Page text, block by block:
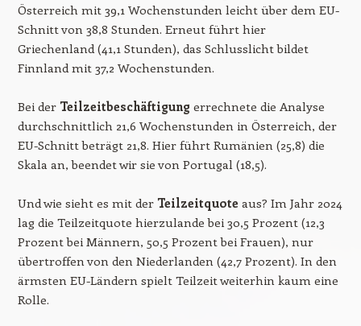
Österreich mit 39,1 Wochenstunden leicht über dem EU-
Schnitt von 38,8 Stunden. Erneut führt hier
Griechenland (41,1 Stunden), das Schlusslicht bildet
Finnland mit 37,2 Wochenstunden.
Bei der Teilzeitbeschäftigung errechnete die Analyse
durchschnittlich 21,6 Wochenstunden in Österreich, der
EU-Schnitt beträgt 21,8. Hier führt Rumänien (25,8) die
Skala an, beendet wir sie von Portugal (18,5).
Und wie sieht es mit derTeilzeitquote aus? Im Jahr 2024
lag die Teilzeitquote hierzulande bei 30,5 Prozent (12,3
Prozent bei Männern, 50,5 Prozent bei Frauen), nur
übertroffen von den Niederlanden (42,7 Prozent). In den
ärmsten EU-Ländern spielt Teilzeit weiterhin kaum eine
Rolle.